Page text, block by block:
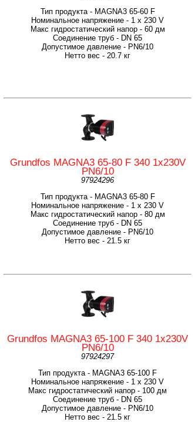
Тип продукта - MAGNA3 65-60 F
Номинальное напряжение - 1 x 230 V
Макс гидростатический напор - 60 дм
Соединение труб - DN 65
Допустимое давление - PN6/10
Нетто вес - 20.7 кг
Grundfos MAGNA3 65-80 F 340 1x230V
PN6/10
97924296
Тип продукта - MAGNA3 65-80 F
Номинальное напряжение - 1 x 230 V
Макс гидростатический напор - 80 дм
Соединение труб - DN 65
Допустимое давление - PN6/10
Нетто вес - 21.5 кг
Grundfos MAGNA3 65-100 F 340 1x230V
PN6/10
97924297
Тип продукта - MAGNA3 65-100 F
Номинальное напряжение - 1 x 230 V
Макс гидростатический напор - 100 дм
Соединение труб - DN 65
Допустимое давление - PN6/10
Нетто вес - 21.5 кг